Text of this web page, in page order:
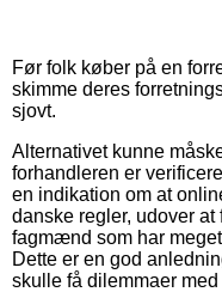
Før folk køber på en
skimme deres
sjovt.
Alternativet kunne
forhandleren er
en indikation om at
danske regler, udover
fagmænd som har
Dette er en god
skulle få dilemmaer